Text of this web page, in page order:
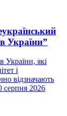
України”
України, які
і
відзначають
серпня 2026